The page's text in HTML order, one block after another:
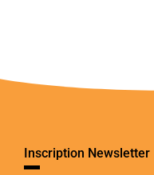
Inscription Newsletter